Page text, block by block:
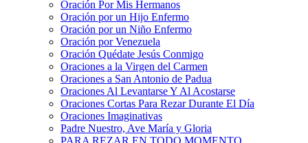
Oración Por Mis Hermanos
Oración por un Hijo Enfermo
Oración por un Niño Enfermo
Oración por Venezuela
Oración Quédate Jesús Conmigo
Oraciones a la Virgen del Carmen
Oraciones a San Antonio de Padua
Oraciones Al Levantarse Y Al Acostarse
Oraciones Cortas Para Rezar Durante El Día
Oraciones Imaginativas
Padre Nuestro, Ave María y Gloria